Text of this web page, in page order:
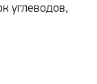
углеводов,